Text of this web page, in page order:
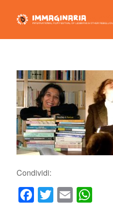
Condividi:
Facebook
Twitter
Email